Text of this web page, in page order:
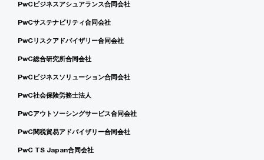
PwCビジネスアシュアランス合同会社
PwCサステナビリティ合同会社
PwCリスクアドバイザリー合同会社
PwC総合研究所合同会社
PwCビジネスソリューション合同会社
PwC社会保険労務士法人
PwCアウトソーシングサービス合同会社
PwC関税貿易アドバイザリー合同会社
PwC TS Japan合同会社